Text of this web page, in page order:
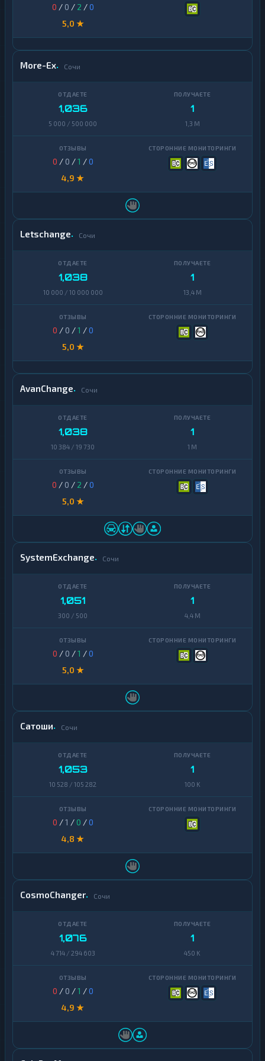
0 / 0 / 2 /0
5,0 ★
More-Ex Сочи
1,036
5 000 / 500 000
1
1,3 M
0 / 0 /1 /0
4,9 ★
Letschange Сочи
1,038
10 000 / 10 000 000
1
13,4 M
0 / 0 /1 /0
5,0 ★
AvanChange Сочи
1,038
10 384 / 19 730
1
1 M
0 / 0 / 2 /0
5,0 ★
SystemExchange Сочи
1,051
300 / 500
1
4,4 M
0 / 0 /1 /0
5,0 ★
Сатоши Сочи
1,053
10 528 / 105 282
1
100 K
0 /1 /0 /0
4,8 ★
CosmoChanger Сочи
1,076
4 714 / 294 603
1
450 K
0 / 0 /1 /0
4,9 ★